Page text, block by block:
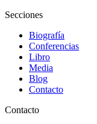
Secciones
Biografía
Conferencias
Libro
Media
Blog
Contacto
Contacto